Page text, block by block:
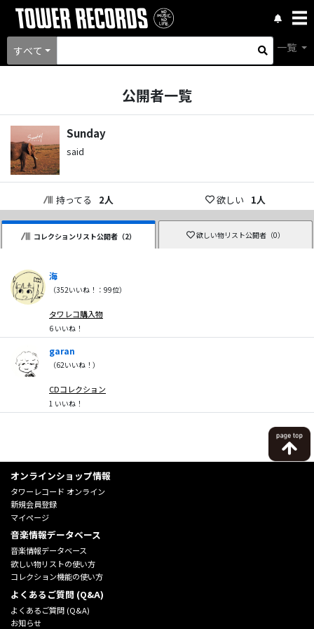
すべて 一覧
公開者一覧
Sunday
said
持ってる 2人 欲しい 1人
コレクションリスト公開者（2） 欲しい物リスト公開者（0）
海
（352いいね！： 99位）
タワレコ購入物
6 いいね！
garan
（62いいね！）
CDコレクション
1 いいね！
オンラインショップ情報
タワーレコード オンライン
新規会員登録
マイページ
音楽情報データベース
音楽情報データベース
欲しい物リストの使い方
コレクション機能の使い方
よくあるご質問 (Q&A)
よくあるご質問 (Q&A)
お知らせ